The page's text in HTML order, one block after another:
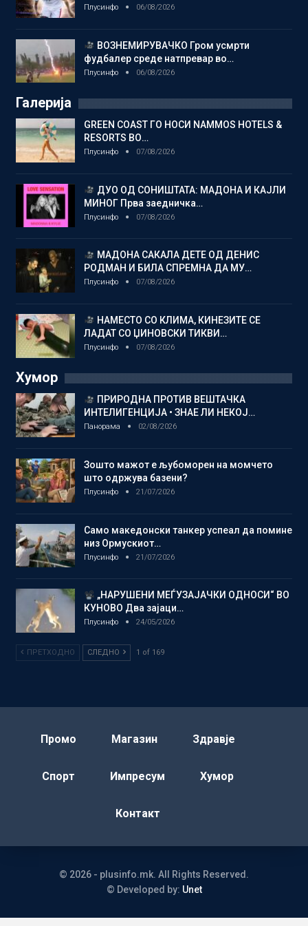
Плусинфо 06/08/2026
ВОЗНЕМИРУВАЧКО Гром усмрти
фудбалер среде натпревар во…
Плусинфо 06/08/2026
Галерија
GREEN COAST ГО НОСИ NAMMOS HOTELS &
RESORTS ВО…
Плусинфо 07/08/2026
ДУО ОД СОНИШТАТА: МАДОНА И КАЈЛИ
МИНОГ Прва заедничка…
Плусинфо 07/08/2026
МАДОНА САКАЛА ДЕТЕ ОД ДЕНИС
РОДМАН И БИЛА СПРЕМНА ДА МУ…
Плусинфо 07/08/2026
НАМЕСТО СО КЛИМА, КИНЕЗИТЕ СЕ
ЛАДАТ СО ЏИНОВСКИ ТИКВИ…
Плусинфо 07/08/2026
Хумор
ПРИРОДНА ПРОТИВ ВЕШТАЧКА
ИНТЕЛИГЕНЦИЈА • ЗНАЕ ЛИ НЕКОЈ…
Панорама 02/08/2026
Зошто мажот е љубоморен на момчето
што одржува базени?
Плусинфо 21/07/2026
Само македонски танкер успеал да помине
низ Ормускиот…
Плусинфо 21/07/2026
„НАРУШЕНИ МЕЃУЗАЈАЧКИ ОДНОСИ“ ВО
КУНОВО Два зајаци…
Плусинфо 24/05/2026
ПРЕТХОДНО СЛЕДНО 1 of 169
Промо Магазин Здравје
Спорт Импресум Хумор
Контакт
© 2026 - plusinfo.mk. All Rights Reserved.
© Developed by: Unet